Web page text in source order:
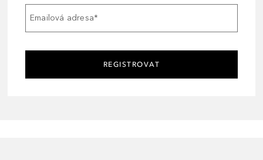
Emailová adresa*
REGISTROVAT